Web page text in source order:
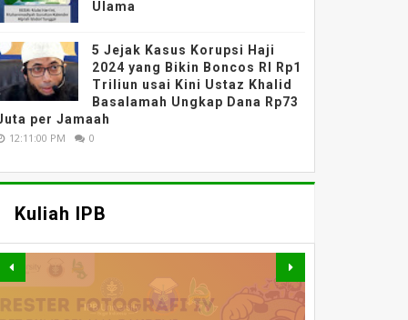
Ulama
5 Jejak Kasus Korupsi Haji
2024 yang Bikin Boncos RI Rp1
Triliun usai Kini Ustaz Khalid
Basalamah Ungkap Dana Rp73
per Jamaah
12:11:00 PM 0
Kuliah IPB